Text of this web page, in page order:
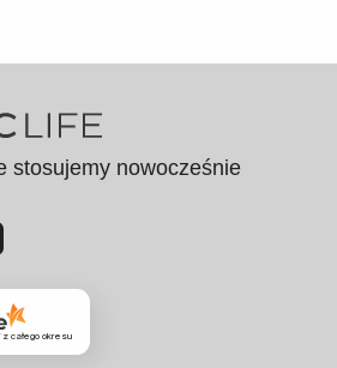
stosujemy nowocześnie
z całego okresu